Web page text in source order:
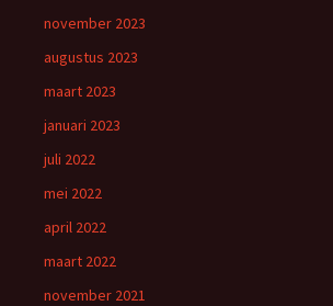
november 2023
augustus 2023
maart 2023
januari 2023
juli 2022
mei 2022
april 2022
maart 2022
november 2021